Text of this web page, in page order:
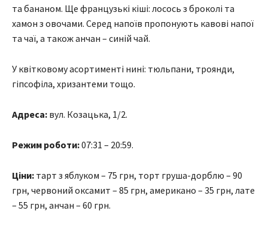
та бананом. Ще французькі кіші: лосось з броколі та
хамон з овочами. Серед напоїв пропонують кавові напої
та чаї, а також анчан – синій чай.
У квітковому асортименті нині: тюльпани, троянди,
гіпсофіла, хризантеми тощо.
Адреса: вул. Козацька, 1/2.
Режим роботи:07:31 – 20:59.
Ціни: тарт з яблуком – 75 грн, торт груша-дорблю – 90
грн, червоний оксамит – 85 грн, американо – 35 грн, лате
– 55 грн, анчан – 60 грн.